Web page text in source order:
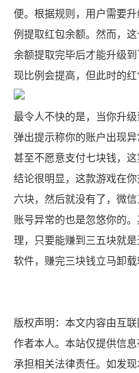
便。根据规则，用户需要
例提取红包余额。然而，
余额提取完毕后才能升级
现比例会提高，但此时的红
最令人不快的是，当你升
弹出提示称你的账户出现
甚至不愿意支付七块钱，这
结论很明显，这款游戏在
六块，然后就没有了，微
账号异常的也是忽悠你的
理，只要能赚到三五块就
软件，赚完三块钱立马卸载
版权声明：本文内容由互
作者本人。本站仅提供信
承担相关法律责任。如发